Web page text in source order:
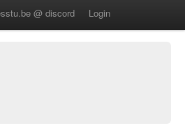
@ discord Login